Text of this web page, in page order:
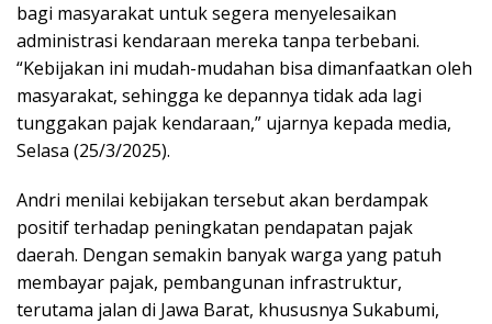
bagi masyarakat untuk segera menyelesaikan
administrasi kendaraan mereka tanpa terbebani.
“Kebijakan ini mudah-mudahan bisa dimanfaatkan oleh
masyarakat, sehingga ke depannya tidak ada lagi
tunggakan pajak kendaraan,” ujarnya kepada media,
Selasa (25/3/2025).
Andri menilai kebijakan tersebut akan berdampak
positif terhadap peningkatan pendapatan pajak
daerah. Dengan semakin banyak warga yang patuh
membayar pajak, pembangunan infrastruktur,
terutama jalan di Jawa Barat, khususnya Sukabumi,